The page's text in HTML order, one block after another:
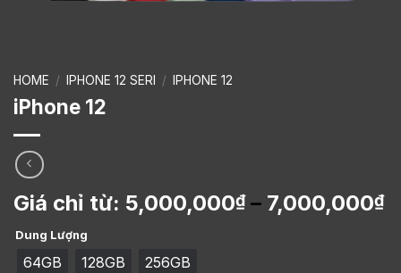
HOME / IPHONE 12 SERI / IPHONE 12
iPhone 12
Giá chỉ từ: 5,000,000₫– 7,000,000₫
Dung Lượng
64GB 128GB 256GB